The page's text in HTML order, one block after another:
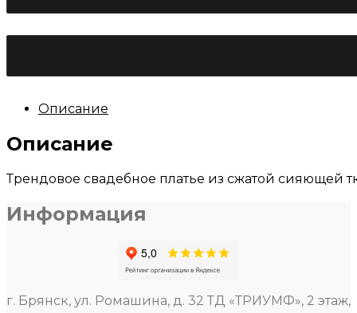
Свадебное
Лула
Описание
Описание
Трендовое свадебное платье из сжатой
Информация
г. Брянск, ул. Ромашина, д. 32 ТД «ТРИУМФ», 2 этаж,